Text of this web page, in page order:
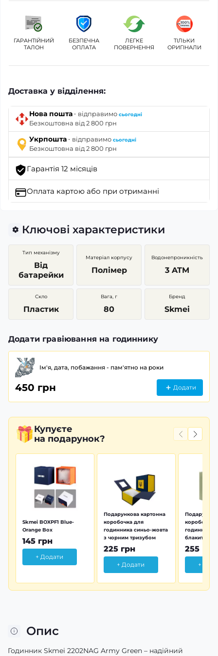
ГАРАНТІЙНИЙ
ТАЛОН
БЕЗПЕЧНА
ОПЛАТА
ЛЕГКЕ
ПОВЕРНЕННЯ
ТІЛЬКИ
ОРИГІНАЛИ
Доставка у відділення:
Нова пошта · відправимо сьогодні
Безкоштовна від 2 800 грн
Укрпошта · відправимо сьогодні
Безкоштовна від 2 800 грн
Гарантія 12 місяців
Оплата картою або при отриманні
Ключові характеристики
Тип механізму
Від
батарейки
Матеріал корпусу
Полімер
Водонепроникність
3 ATM
Скло
Пластик
Вага, г
80
Бренд
Skmei
Додати гравіювання на годиннику
Ім'я, дата, побажання - пам'ятно на роки
450 грн Додати
Купуєте
на подарунок?
Skmei BOXPF1 Blue-
Orange Box
145 грн
+ Додати
Подарункова картонна
коробочка для
годинника синьо-жовта
з чорним тризубом
225 грн
+ Додати
коробочка
годинника
блакитна
255 грн
+
Опис
Годинник Skmei 2202NAG Army Green – надійний